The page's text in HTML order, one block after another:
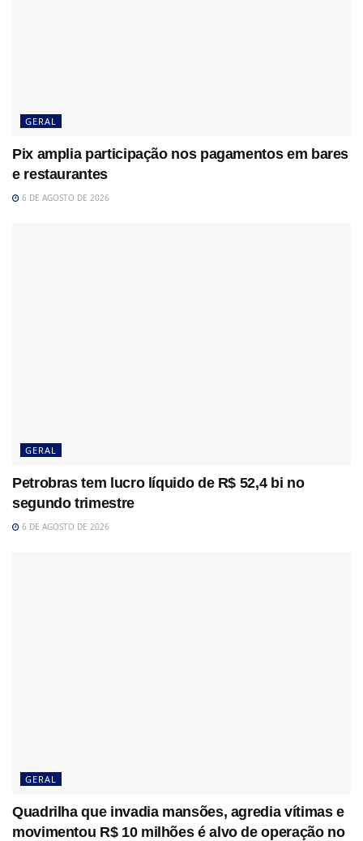
GERAL
Pix amplia participação nos pagamentos em bares
e restaurantes
6 DE AGOSTO DE 2026
GERAL
Petrobras tem lucro líquido de R$ 52,4 bi no
segundo trimestre
6 DE AGOSTO DE 2026
GERAL
Quadrilha que invadia mansões, agredia vítimas e
movimentou R$ 10 milhões é alvo de operação no